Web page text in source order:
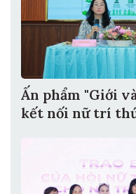
Ấn phẩm "Giới
kết nối nữ trí